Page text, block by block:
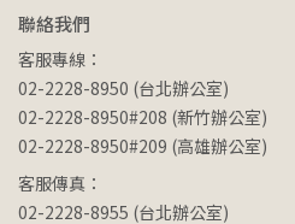
聯絡我們
客服專線：
02-2228-8950 (台北辦公室)
02-2228-8950#208 (新竹辦公室)
02-2228-8950#209 (高雄辦公室)
客服傳真：
02-2228-8955 (台北辦公室)